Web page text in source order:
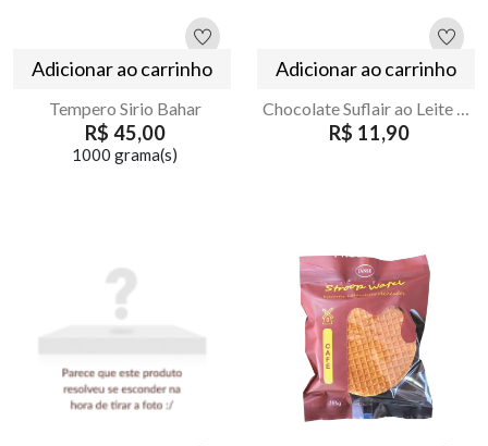
Adicionar ao carrinho
Tempero Sirio Bahar
R$ 45,00
1000 grama(s)
Adicionar ao carrinho
Chocolate Suflair ao Leite 80g
R$ 11,90